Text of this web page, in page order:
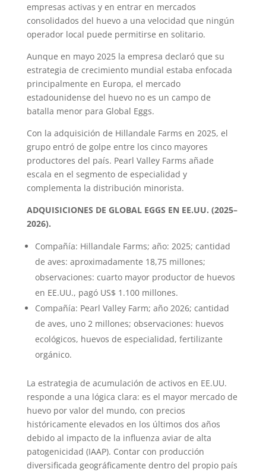
empresas activas y en entrar en mercados
consolidados del huevo a una velocidad que ningún
operador local puede permitirse en solitario.
Aunque en mayo 2025 la empresa declaró que su
estrategia de crecimiento mundial estaba enfocada
principalmente en Europa, el mercado
estadounidense del huevo no es un campo de
batalla menor para Global Eggs.
Con la adquisición de Hillandale Farms en 2025, el
grupo entró de golpe entre los cinco mayores
productores del país. Pearl Valley Farms añade
escala en el segmento de especialidad y
complementa la distribución minorista.
ADQUISICIONES DE GLOBAL EGGS EN EE.UU. (2025–
2026).
Compañía: Hillandale Farms; año: 2025; cantidad
de aves: aproximadamente 18,75 millones;
observaciones: cuarto mayor productor de huevos
en EE.UU., pagó US$ 1.100 millones.
Compañía: Pearl Valley Farm; año 2026; cantidad
de aves, uno 2 millones; observaciones: huevos
ecológicos, huevos de especialidad, fertilizante
orgánico.
La estrategia de acumulación de activos en EE.UU.
responde a una lógica clara: es el mayor mercado de
huevo por valor del mundo, con precios
históricamente elevados en los últimos dos años
debido al impacto de la influenza aviar de alta
patogenicidad (IAAP). Contar con producción
diversificada geográficamente dentro del propio país